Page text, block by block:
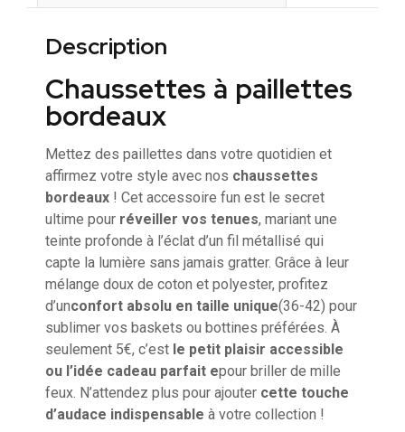
Description
Chaussettes à paillettes
bordeaux
Mettez des paillettes dans votre quotidien et
affirmez votre style avec nos chaussettes
bordeaux ! Cet accessoire fun est le secret
ultime pour réveiller vos tenues, mariant une
teinte profonde à l’éclat d’un fil métallisé qui
capte la lumière sans jamais gratter. Grâce à leur
mélange doux de coton et polyester, profitez
d’unconfort absolu en taille unique(36-42) pour
sublimer vos baskets ou bottines préférées. À
seulement 5€, c’est le petit plaisir accessible
ou l’idée cadeau parfait epour briller de mille
feux. N’attendez plus pour ajouter cette touche
d’audace indispensable à votre collection !